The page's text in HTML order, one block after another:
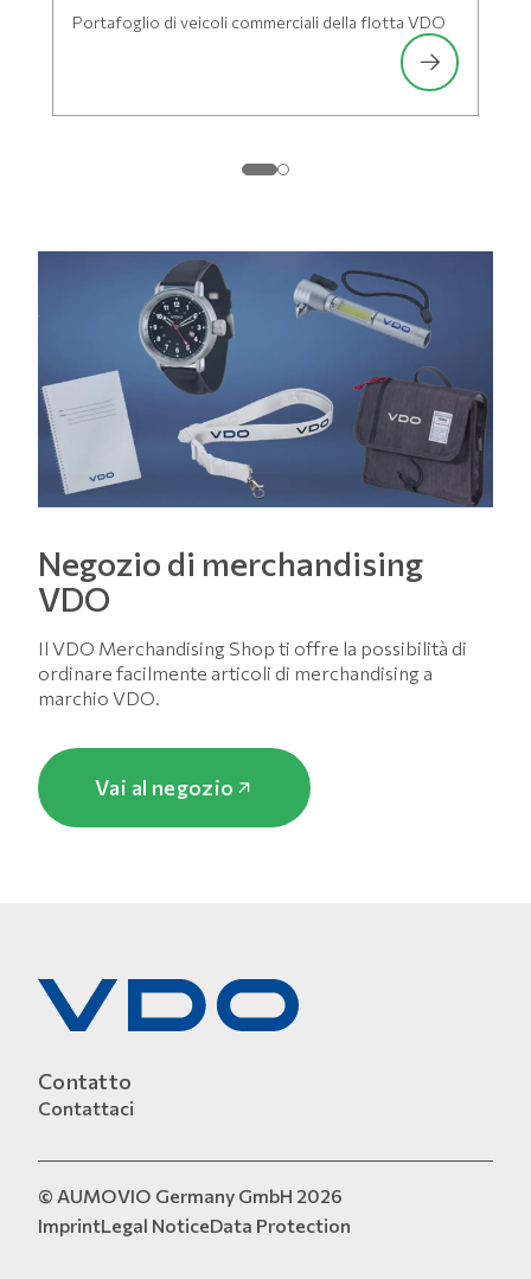
Portafoglio di veicoli commerciali della flotta VDO
Negozio di merchandising
VDO
Il VDO Merchandising Shop ti offre la possibilità di
ordinare facilmente articoli di merchandising a
marchio VDO.
Vai al negozio
Contatto
Contattaci
© AUMOVIO Germany GmbH 2026
ImprintLegal NoticeData Protection